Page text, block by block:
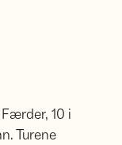
10 i
Turene